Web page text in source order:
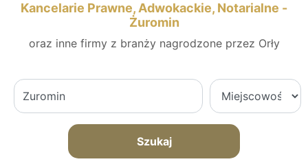
Kancelarie Prawne, Adwokackie, Notarialne -
Żuromin
oraz inne firmy z branży nagrodzone przez Orły
Szukaj